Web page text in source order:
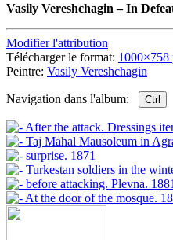
Vasily Vereshchagin –In
Modifier l'attribution
Télécharger le format: 1000×758
Peintre: Vasily Vereshchagin
Navigation dans l'album: Ctrl